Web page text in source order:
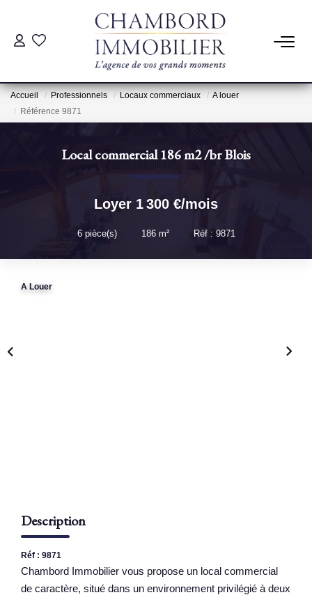
ACHAT
ESTIMATION
Estimation Par Un Professionnel
GESTION
Accueil Professionnels Locaux commerciaux
A louer
Référence 9871
Local commercial 186 m2/brBlois
Loyer 1 300 €/mois
6pièce(s) • 186m² • Réf : 9871
A Louer
Description
Réf : 9871
Chambord Immobilier vous propose un local commercial
de caractère, situé dans un environnement privilégié à deux